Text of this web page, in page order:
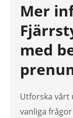
Mer
med
Utforska vårt
vanliga